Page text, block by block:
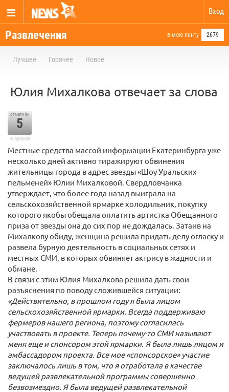
Вход
Развлечения в мою ленту 2679
Лучшее Горячее Новое
Юлия Михалкова отвечает за слова
отметили
5
в архиве
Местные средства массой информации Екатеринбурга уже
несколько дней активно тиражируют обвинения
жительницы города в адрес звезды «Шоу Уральских
пельменей» Юлии Михалковой. Свердловчанка
утверждает, что более года назад выиграла на
сельскохозяйственной ярмарке холодильник, покупку
которого якобы обещала оплатить артистка Обещанного
приза от звезды она до сих пор не дождалась. Затаив на
Михалкову обиду, женщина решила придать делу огласку и
развела бурную деятельность в социальных сетях и
местных СМИ, в которых обвиняет актрису в жадности и
обмане.
В связи с этим Юлия Михалкова решила дать свои
разъяснения по поводу сложившейся ситуации:
«Действительно, в прошлом году я была лицом
сельскохозяйственной ярмарки. Всегда поддерживаю
фермеров нашего региона, поэтому согласилась
участвовать в проекте. Теперь почему-то СМИ называют
меня еще и спонсором этой ярмарки. Я была лишь лицом и
амбассадором проекта. Все мое «спонсорское» участие
заключалось лишь в том, что я отработала в качестве
ведущей развлекательной программы совершенно
безвозмездно. Я была ведущей развлекательной